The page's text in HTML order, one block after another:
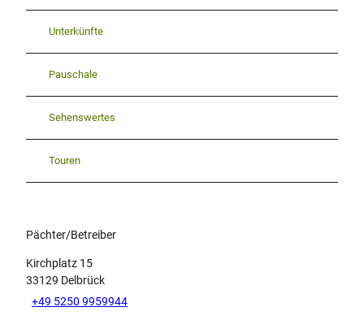
Unterkünfte
Pauschale
Sehenswertes
Touren
Pächter/Betreiber
Kirchplatz 15
33129 Delbrück
+49 5250 9959944